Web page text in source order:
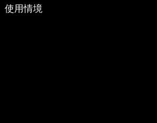
使用情境